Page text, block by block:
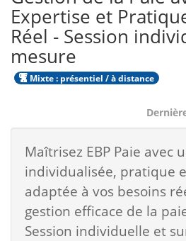
Expertise et
Réel - Session
mesure
Mixte : présentiel / à distance
Maîtrisez EBP Paie avec
individualisée, pratique
adaptée à vos besoins
gestion efficace de la
Session individuelle et